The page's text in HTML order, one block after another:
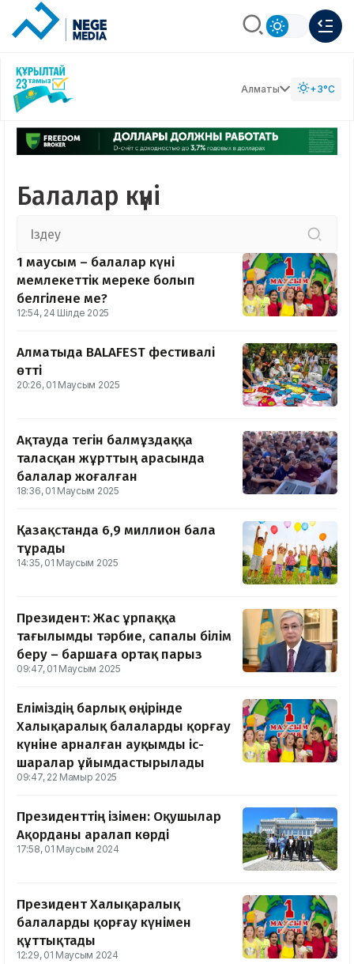
Алматы +3°C
Балалар күні
1 маусым – балалар күні
мемлекеттік мереке болып
белгілене ме?
12:54, 24 Шілде 2025
Алматыда BALAFEST фестивалі
өтті
20:26, 01 Маусым 2025
Ақтауда тегін балмұздаққа
таласқан жұрттың арасында
балалар жоғалған
18:36, 01 Маусым 2025
Қазақстанда 6,9 миллион бала
тұрады
14:35, 01 Маусым 2025
Президент: Жас ұрпаққа
тағылымды тәрбие, сапалы білім
беру – баршаға ортақ парыз
09:47, 01 Маусым 2025
Еліміздің барлық өңірінде
Халықаралық балаларды қорғау
күніне арналған ауқымды іс-
шаралар ұйымдастырылады
09:47, 22 Мамыр 2025
Президенттің ізімен: Оқушылар
Ақорданы аралап көрді
17:58, 01 Маусым 2024
Президент Халықаралық
балаларды қорғау күнімен
құттықтады
12:29, 01 Маусым 2024